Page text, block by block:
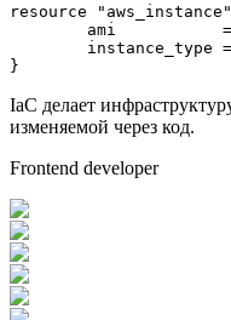
resource "aws_instance"
ami
instance_type
}
IaC делает
изменяемой через код.
Frontend developer